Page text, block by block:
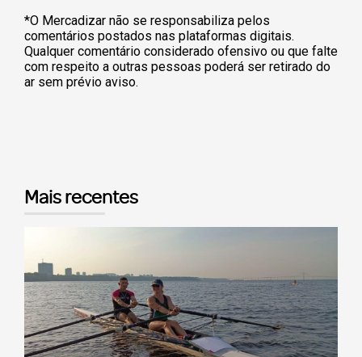
*O Mercadizar não se responsabiliza pelos
comentários postados nas plataformas digitais.
Qualquer comentário considerado ofensivo ou que falte
com respeito a outras pessoas poderá ser retirado do
ar sem prévio aviso.
Mais recentes